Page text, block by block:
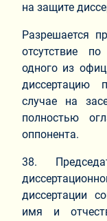
на защите
Разрешается
отсутствие
одного из
диссертацию
случае на
полностью
оппонента.
38.
диссертации
имя и